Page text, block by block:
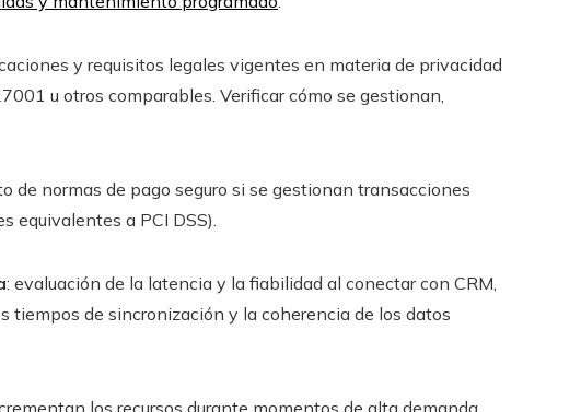
y requisitos legales vigentes en materia de privacidad
u otros comparables. Verificar cómo se gestionan,
de normas de pago seguro si se gestionan transacciones
equivalentes a PCI DSS).
: evaluación de la latencia y la fiabilidad al conectar con CRM,
tiempos de sincronización y la coherencia de los datos
los recursos durante momentos de alta demanda